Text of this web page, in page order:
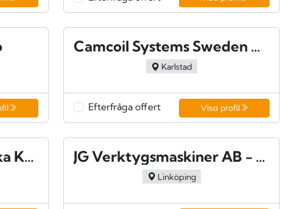
Camcoil Systems Sweden AB - Karlstad
Karlstad
Efterfråga offert Visa profil
Dudziak Sp. z o.o. Spólka Komandytowa JG Verktygsmaskiner AB - Linköping
Linköping